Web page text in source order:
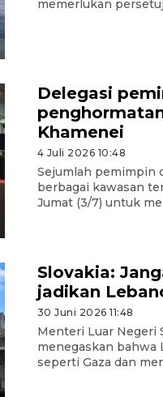
memerlukan
Delegasi
Khamenei
4 Juli 2026 10:48
Sejumlah pemimpin
berbagai kawasan
Jumat (3/7) untuk
Slovakia:
jadikan
30 Juni 2026 11:48
Menteri Luar Negeri
menegaskan
seperti Gaza dan
12 Juni